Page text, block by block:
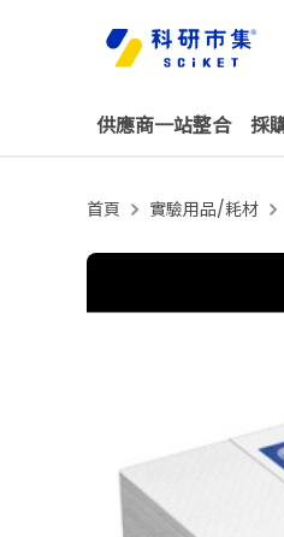
供應商一站整合 採
首頁 實驗用品/耗材